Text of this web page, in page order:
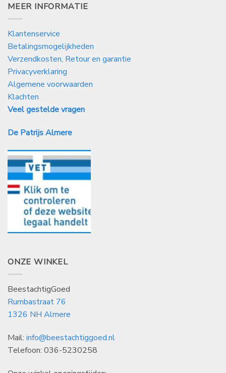
MEER INFORMATIE
Klantenservice
Betalingsmogelijkheden
Verzendkosten, Retour en garantie
Privacyverklaring
Algemene voorwaarden
Klachten
Veel gestelde vragen
De Patrijs Almere
ONZE WINKEL
BeestachtigGoed
Rumbastraat 76
1326 NH Almere
Mail: info@beestachtiggoed.nl
Telefoon: 036-5230258